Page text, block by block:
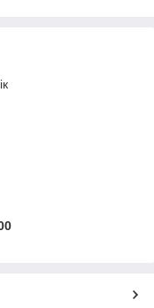
лайкри® обробка
шву